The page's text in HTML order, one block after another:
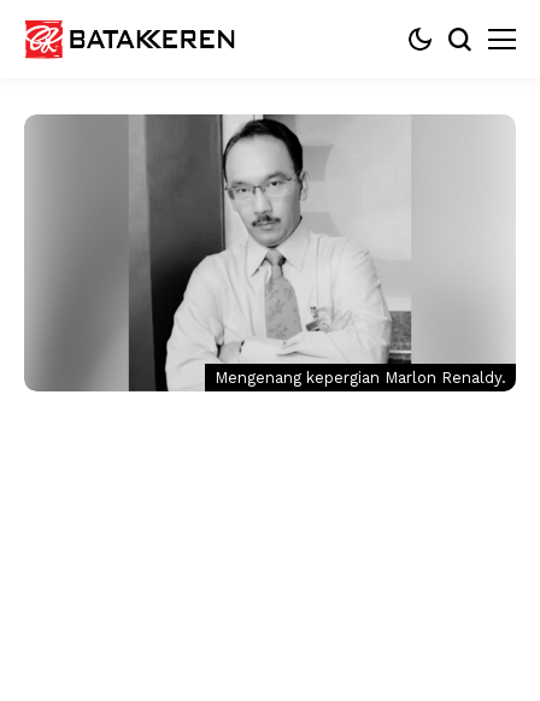
Mengenang kepergian Marlon Renaldy.